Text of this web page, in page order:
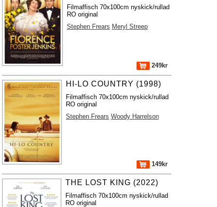
Filmaffisch 70x100cm nyskick/rullad
RO original
Stephen Frears Meryl Streep
249kr
HI-LO COUNTRY (1998)
Filmaffisch 70x100cm nyskick/rullad
RO original
Stephen Frears Woody Harrelson
149kr
THE LOST KING (2022)
Filmaffisch 70x100cm nyskick/rullad
RO original